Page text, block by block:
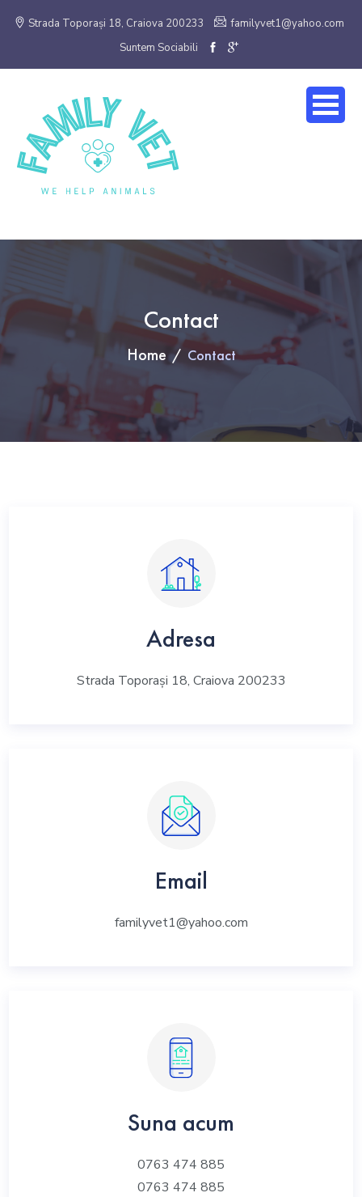
Strada Toporași 18, Craiova 200233
familyvet1@yahoo.com
Suntem Sociabili
Family Vet
Contact
Home Contact
Adresa
Strada Toporași 18, Craiova 200233
Email
familyvet1@yahoo.com
Suna acum
0763 474 885
0763 474 885